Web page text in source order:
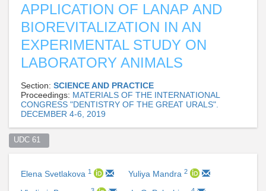
APPLICATION OF LANAP AND
BIOREVITALIZATION IN AN
EXPERIMENTAL STUDY ON
LABORATORY ANIMALS
Section: SCIENCE AND PRACTICE
Proceedings: MATERIALS OF THE INTERNATIONAL
CONGRESS "DENTISTRY OF THE GREAT URALS".
DECEMBER 4-6, 2019
UDC 61
Elena Svetlakova 1 Yuliya Mandra 2